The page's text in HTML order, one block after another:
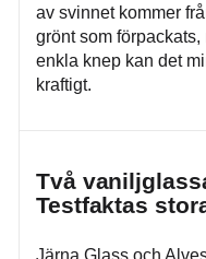
av svinnet kommer
grönt som förpackats,
enkla knep kan det
kraftigt.
Två
Testfaktas
Järna Glass och